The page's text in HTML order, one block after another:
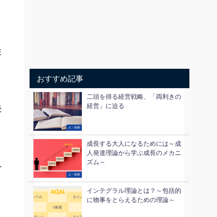
おすすめ記事
人・組織
二頭を得る経営戦略、「両利きの
経営」に迫る
人・組織
成長する大人になるためには～成
人発達理論から学ぶ成長のメカニ
ズム～
インテグラル理論とは？～包括的
に物事をとらえるための理論～